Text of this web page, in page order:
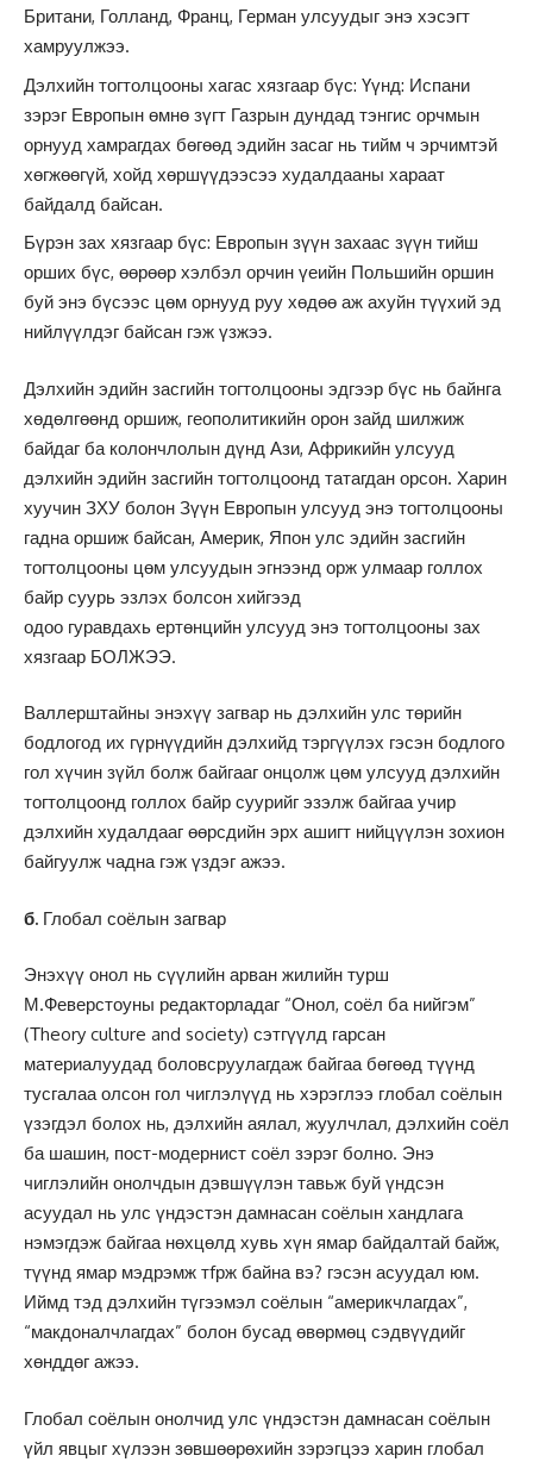
Британи, Голланд, Франц, Герман улсуудыг энэ хэсэгт
хамруулжээ.
Дэлхийн тогтолцооны хагас хязгаар бүс: Үүнд: Испани
зэрэг Европын өмнө зүгт Газрын дундад тэнгис орчмын
орнууд хамрагдах бөгөөд эдийн засаг нь тийм ч эрчимтэй
хөгжөөгүй, хойд хөршүүдээсээ худалдааны хараат
байдалд байсан.
Бүрэн зах хязгаар бүс: Европын зүүн захаас зүүн тийш
орших бүс, өөрөөр хэлбэл орчин үеийн Польшийн оршин
буй энэ бүсээс цөм орнууд руу хөдөө аж ахуйн түүхий эд
нийлүүлдэг байсан гэж үзжээ.
Дэлхийн эдийн засгийн тогтолцооны эдгээр бүс нь байнга
хөдөлгөөнд оршиж, геополитикийн орон зайд шилжиж
байдаг ба колончлолын дүнд Ази, Африкийн улсууд
дэлхийн эдийн засгийн тогтолцоонд татагдан орсон. Харин
хуучин ЗХУ болон Зүүн Европын улсууд энэ тогтолцооны
гадна оршиж байсан, Америк, Япон улс эдийн засгийн
тогтолцооны цөм улсуудын эгнээнд орж улмаар голлох
байр суурь эзлэх болсон хийгээд
одоо гуравдахь ертөнцийн улсууд энэ тогтолцооны зах
хязгаар БОЛЖЭЭ.
Валлерштайны энэхүү загвар нь дэлхийн улс төрийн
бодлогод их гүрнүүдийн дэлхийд тэргүүлэх гэсэн бодлого
гол хүчин зүйл болж байгааг онцолж цөм улсууд дэлхийн
тогтолцоонд голлох байр суурийг эзэлж байгаа учир
дэлхийн худалдааг өөрсдийн эрх ашигт нийцүүлэн зохион
байгуулж чадна гэж үздэг ажээ.
б. Глобал соёлын загвар
Энэхүү онол нь сүүлийн арван жилийн турш
М.Феверстоуны редакторладаг “Онол, соёл ба нийгэм”
(Тheory culture and society) сэтгүүлд гарсан
материалуудад боловсруулагдаж байгаа бөгөөд түүнд
тусгалаа олсон гол чиглэлүүд нь хэрэглээ глобал соёлын
үзэгдэл болох нь, дэлхийн аялал, жуулчлал, дэлхийн соёл
ба шашин, пост-модернист соёл зэрэг болно. Энэ
чиглэлийн онолчдын дэвшүүлэн тавьж буй үндсэн
асуудал нь улс үндэстэн дамнасан соёлын хандлага
нэмэгдэж байгаа нөхцөлд хувь хүн ямар байдалтай байж,
түүнд ямар мэдрэмж тfрж байна вэ? гэсэн асуудал юм.
Иймд тэд дэлхийн түгээмэл соёлын “америкчлагдах”,
“макдоналчлагдах” болон бусад өвөрмөц сэдвүүдийг
хөнддөг ажээ.
Глобал соёлын онолчид улс үндэстэн дамнасан соёлын
үйл явцыг хүлээн зөвшөөрөхийн зэрэгцээ харин глобал